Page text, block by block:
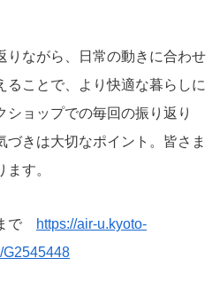
りながら、日常の動きに合わせ
ることで、より快適な暮らしに
ョップでの毎回の振り返り
づきは大切なポイント。皆さま
す。
で
https://air-u.kyoto-
G2545448